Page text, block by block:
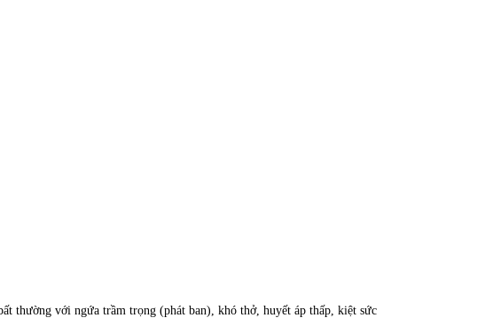
thường với ngứa trầm trọng (phát ban), khó thở, huyết áp thấp, kiệt sức